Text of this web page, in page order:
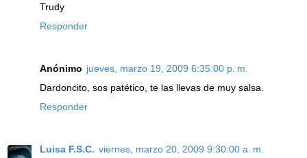
Trudy
Responder
Anónimo jueves, marzo 19, 2009 6:35:00 p. m.
Dardoncito, sos patético, te las llevas de muy salsa.
Responder
Luisa F.S.C. viernes, marzo 20, 2009 9:30:00 a. m.